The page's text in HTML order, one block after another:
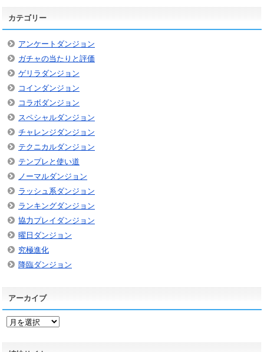
カテゴリー
アンケートダンジョン
ガチャの当たりと評価
ゲリラダンジョン
コインダンジョン
コラボダンジョン
スペシャルダンジョン
チャレンジダンジョン
テクニカルダンジョン
テンプレと使い道
ノーマルダンジョン
ラッシュ系ダンジョン
ランキングダンジョン
協力プレイダンジョン
曜日ダンジョン
究極進化
降臨ダンジョン
アーカイブ
ア
カ